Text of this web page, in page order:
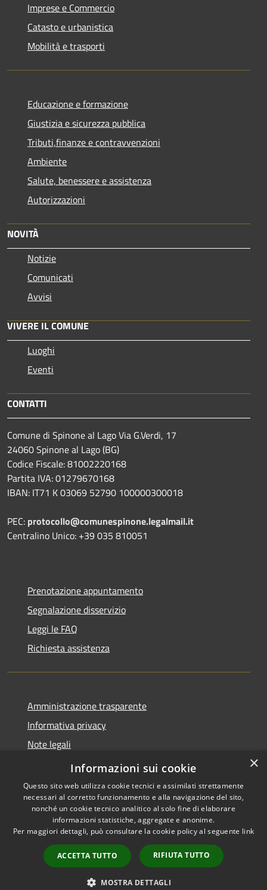
Imprese e Commercio
Catasto e urbanistica
Mobilità e trasporti
Educazione e formazione
Giustizia e sicurezza pubblica
Tributi,finanze e contravvenzioni
Ambiente
Salute, benessere e assistenza
Autorizzazioni
NOVITÀ
Notizie
Comunicati
Avvisi
VIVERE IL COMUNE
Luoghi
Eventi
CONTATTI
Comune di Spinone al Lago Via G.Verdi, 17
24060 Spinone al Lago (BG)
Codice Fiscale: 81002220168
Partita IVA: 01279670168
IBAN: IT71 K 03069 52790 100000300018
PEC: protocollo@comunespinone.legalmail.it
Centralino Unico: +39 035 810051
Prenotazione appuntamento
Segnalazione disservizio
Leggi le FAQ
Richiesta assistenza
Amministrazione trasparente
Informativa privacy
Note legali
Dichiarazione di accessibilità
Accessibilità
Copyright © 2026 • Comune di
Spinone al Lago • Powered by
Municipium•
Accesso
redazione
×
Informazioni sui cookie
Questo sito web utilizza cookie tecnici e assimilati strettamente
necessari al corretto funzionamento e alla navigazione del sito,
nonché un cookie tecnico analitico al solo fine di elaborare
informazioni statistiche, aggregate e anonime.
Per maggiori dettagli, può consultare la cookie policy al seguente link
ACCETTA TUTTO RIFIUTA TUTTO
MOSTRA DETTAGLI